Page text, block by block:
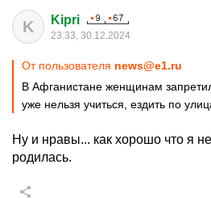
K Kipri
23:33, 30.12.2024
От пользователя news@e1.ru
В Афганистане женщинам
уже нельзя учиться, ездить по
Ну и нравы... как хорошо что я
родилась.